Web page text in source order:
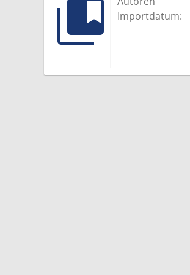
Importdatum: